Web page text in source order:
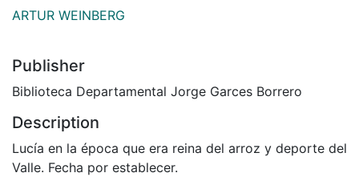
ARTUR WEINBERG
Publisher
Biblioteca Departamental Jorge Garces Borrero
Description
Lucía en la época que era reina del arroz y deporte del
Valle. Fecha por establecer.